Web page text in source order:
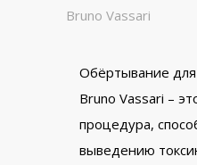
Bruno Vassari
Обёртывание для
Bruno Vassari –
процедура,
выведению